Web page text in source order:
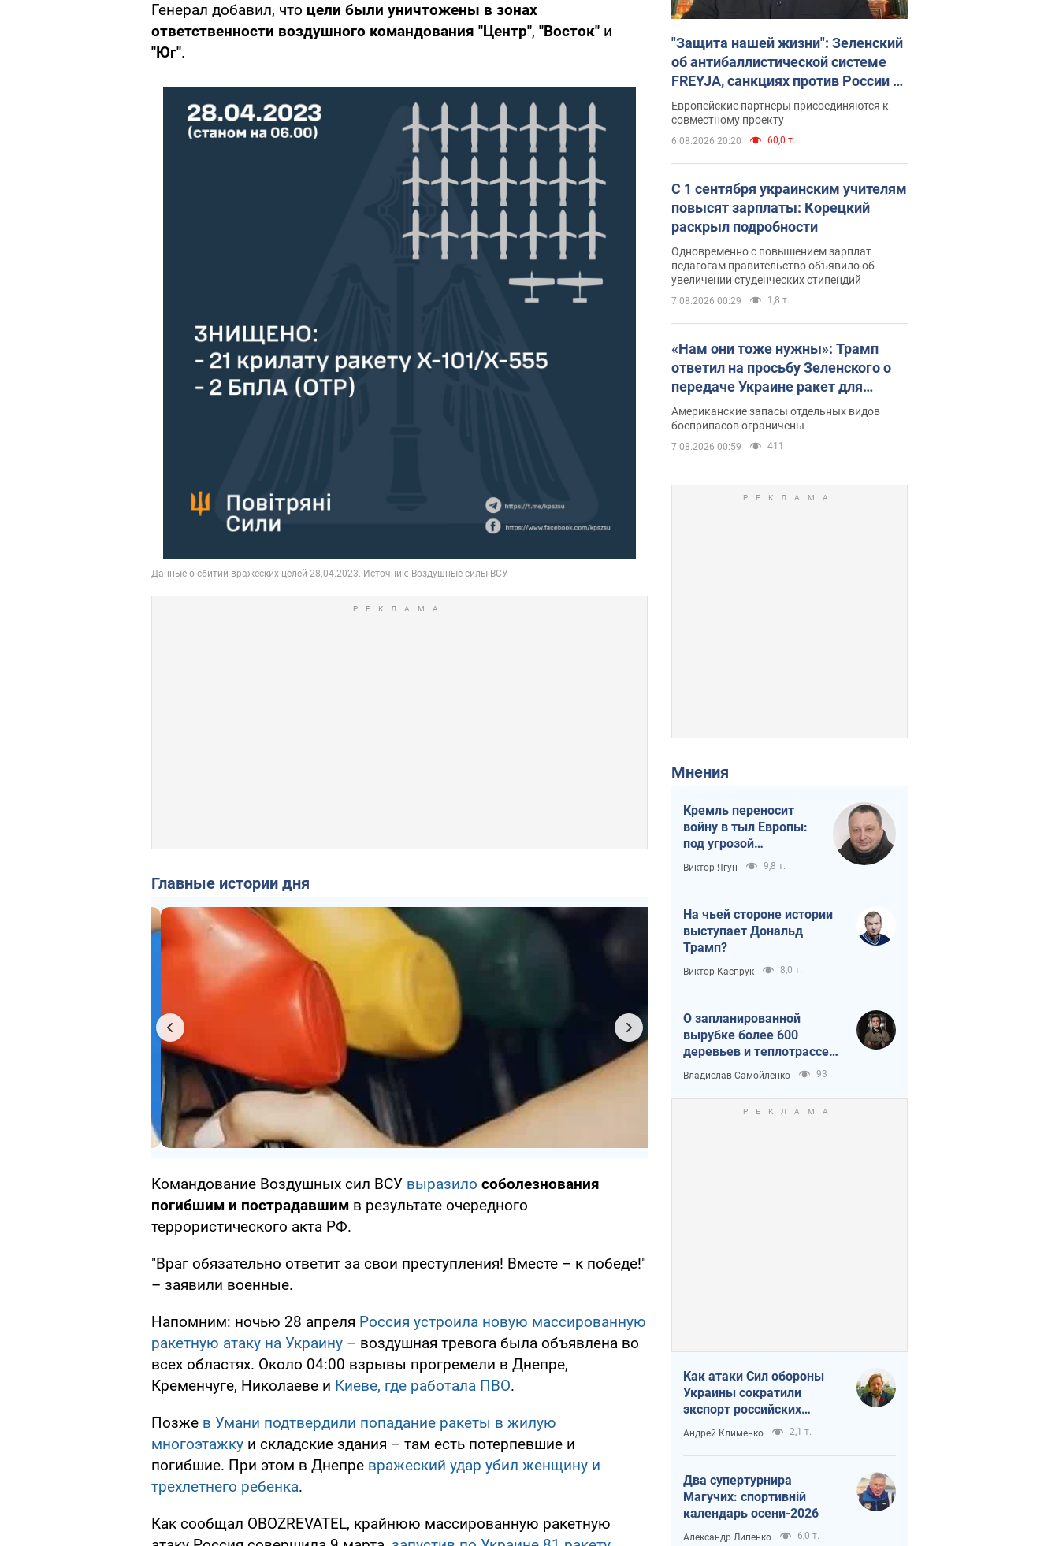
Генерал добавил, что цели были уничтожены в зонах
ответственности воздушного командования "Центр", "Восток" и
"Юг".
Главные истории дня
Командование Воздушных сил ВСУ выразило соболезнования
погибшим и пострадавшим в результате очередного
террористического акта РФ.
"Враг обязательно ответит за свои преступления! Вместе – к победе!"
– заявили военные.
Напомним: ночью 28 апреля Россия устроила новую массированную
ракетную атаку на Украину – воздушная тревога была объявлена во
всех областях. Около 04:00 взрывы прогремели в Днепре,
Кременчуге, Николаеве и Киеве, где работала ПВО.
Позже в Умани подтвердили попадание ракеты в жилую
многоэтажку и складские здания – там есть потерпевшие и
погибшие. При этом в Днепре вражеский удар убил женщину и
трехлетнего ребенка.
Как сообщал OBOZREVATEL, крайнюю массированную ракетную
"Защита нашей жизни": Зеленский
об антибаллистической системе
FREYJA, санкциях против России и
поддержке аграриев. Видео
Европейские партнеры присоединяются к
совместному проекту
6.08.2026 20:20 60,0 т.
С 1 сентября украинским учителям
повысят зарплаты: Корецкий
раскрыл подробности
Одновременно с повышением зарплат
педагогам правительство объявило об
увеличении студенческих стипендий
7.08.2026 00:29 1,8 т.
«Нам они тоже нужны»: Трамп
ответил на просьбу Зеленского о
передаче Украине ракет для
Patriot
Американские запасы отдельных видов
боеприпасов ограничены
7.08.2026 00:59 411
Мнения
Кремль переносит
войну в тыл Европы:
под угрозой
критическая
логистика
Виктор Ягун 9,8 т.
На чьей стороне истории
выступает Дональд
Трамп?
Виктор Каспрук 8,0 т.
О запланированной
вырубке более 600
деревьев и теплотрассе:
что происходит на
Теремках в Киеве
Владислав Самойленко 93
Как атаки Сил обороны
Украины сократили
экспорт российских
нефтепродуктов
Андрей Клименко 2,1 т.
Два супертурнира
Магучих: спортивній
календарь осени-2026
Александр Липенко 6,0 т.